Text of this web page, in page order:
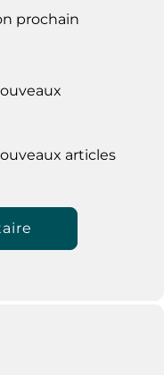
prochain
articles